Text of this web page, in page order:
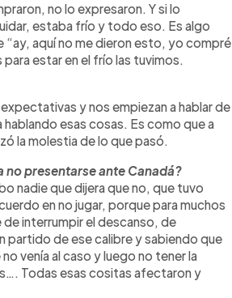
no lo expresaron. Y si lo
estaba frío y todo eso. Es algo
“ay, aquí no me dieron esto, yo compré
estar en el frío las tuvimos.
y nos empiezan a hablar de
esas cosas. Es como que a
la molestia de lo que pasó.
presentarse ante Canadá?
nadie que dijera que no, que tuvo
en no jugar, porque para muchos
interrumpir el descanso, de
partido de ese calibre y sabiendo que
venía al caso y luego no tener la
Todas esas cositas afectaron y